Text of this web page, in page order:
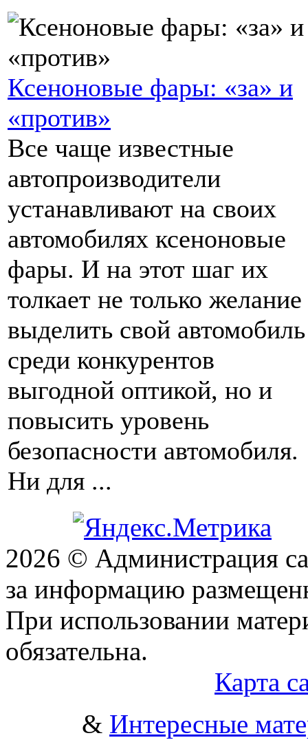
Ксеноновые фары: «за» и
«против»
Все чаще известные
автопроизводители
устанавливают на своих
автомобилях ксеноновые
фары. И на этот шаг их
толкает не только желание
выделить свой автомобиль
среди конкурентов
выгодной оптикой, но и
повысить уровень
безопасности автомобиля.
Ни для ...
2026 © Администрация
за информацию
При использовании
обязательна.
Карта
& Интересные